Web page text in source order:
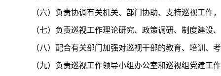
（六）负责协调有关机关、部门协助、支持巡视工作
（七）负责巡视工作理论研究、政策调研、制度建设
（八）配合有关部门加强对巡视干部的教育、培训、
（九）负责巡视工作领导小组办公室和巡视组党建工